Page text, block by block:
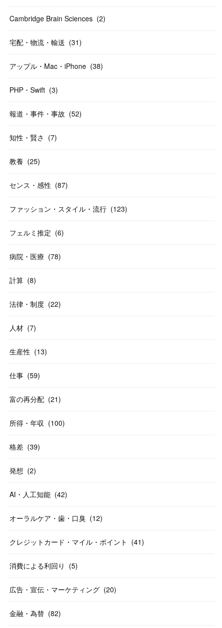
Cambridge Brain Sciences (2)
宅配・物流・輸送 (31)
アップル・Mac・iPhone (38)
PHP・Swift (3)
報道・事件・事故 (52)
知性・賢さ (7)
教養 (25)
センス・感性 (87)
ファッション・スタイル・流行 (123)
フェルミ推定 (6)
病院・医療 (78)
計算 (8)
法律・制度 (22)
人材 (7)
生産性 (13)
仕事 (59)
富の再分配 (21)
所得・年収 (100)
格差 (39)
発想 (2)
AI・人工知能 (42)
オーラルケア・歯・口臭 (12)
クレジットカード・マイル・ポイント (41)
消費による利回り (5)
広告・宣伝・マーケティング (20)
金融・為替 (82)